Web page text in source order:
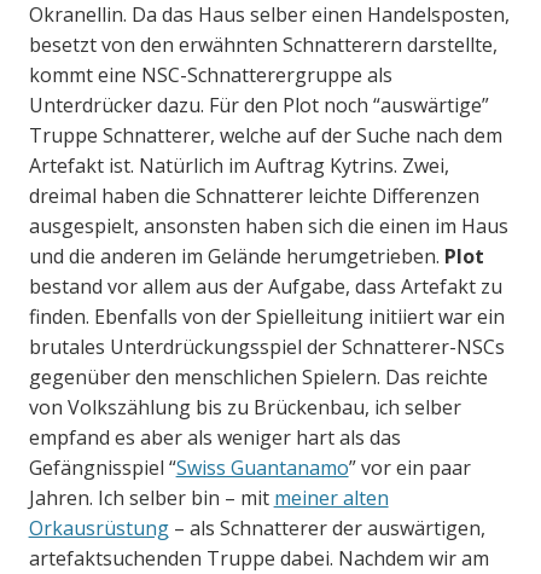
Okranellin. Da das Haus selber einen Handelsposten,
besetzt von den erwähnten Schnatterern darstellte,
kommt eine NSC-Schnatterergruppe als
Unterdrücker dazu. Für den Plot noch “auswärtige”
Truppe Schnatterer, welche auf der Suche nach dem
Artefakt ist. Natürlich im Auftrag Kytrins. Zwei,
dreimal haben die Schnatterer leichte Differenzen
ausgespielt, ansonsten haben sich die einen im Haus
und die anderen im Gelände herumgetrieben. Plot
bestand vor allem aus der Aufgabe, dass Artefakt zu
finden. Ebenfalls von der Spielleitung initiiert war ein
brutales Unterdrückungsspiel der Schnatterer-NSCs
gegenüber den menschlichen Spielern. Das reichte
von Volkszählung bis zu Brückenbau, ich selber
empfand es aber als weniger hart als das
Gefängnisspiel “Swiss Guantanamo” vor ein paar
Jahren. Ich selber bin – mit meiner alten
Orkausrüstung– als Schnatterer der auswärtigen,
artefaktsuchenden Truppe dabei. Nachdem wir am